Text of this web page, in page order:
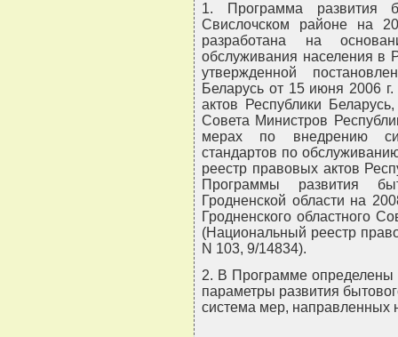
1. Программа развития
Свислочском районе на
разработана на
обслуживания населения в
утвержденной
Беларусь от 15 июня 2006
актов Республики
Совета Министров
мерах по внедрению
стандартов по
реестр правовых актов
Программы развития
Гродненской области на
Гродненского областного
(Национальный реестр
N 103, 9/14834).
2. В Программе определены
параметры развития
система мер, направленных